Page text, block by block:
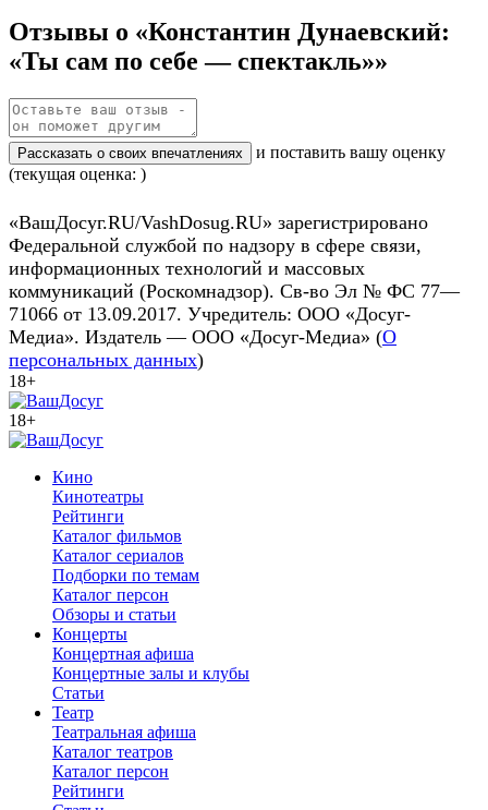
Отзывы о «Константин Дунаевский:
«Ты сам по себе — спектакль»»
Рассказать о своих впечатлениях
и поставить вашу оценку
(текущая оценка: )
«ВашДосуг.RU/VashDosug.RU» зарегистрировано
Федеральной службой по надзору в сфере связи,
информационных технологий и массовых
коммуникаций (Роскомнадзор). Св-во Эл № ФС 77—
71066 от 13.09.2017. Учредитель: ООО «Досуг-
Медиа». Издатель — ООО «Досуг-Медиа» (О
персональных данных)
18+
18+
Кино
Кинотеатры
Рейтинги
Каталог фильмов
Каталог сериалов
Подборки по темам
Каталог персон
Обзоры и статьи
Концерты
Концертная афиша
Концертные залы и клубы
Статьи
Театр
Театральная афиша
Каталог театров
Каталог персон
Рейтинги